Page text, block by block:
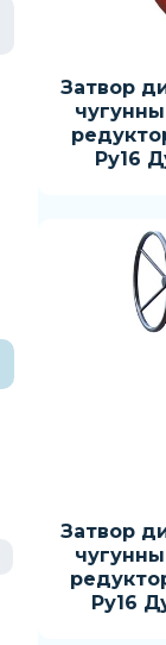
Затвор
Ру16
Затвор
Ру16